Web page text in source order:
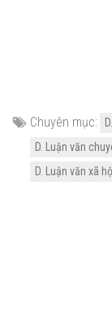
Chuyên mục:
D. Luận văn
D. Luận văn xã